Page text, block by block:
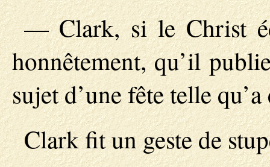
— Clark, si le Christ
honnêtement, qu’il
sujet d’une fête telle
Clark fit un geste de